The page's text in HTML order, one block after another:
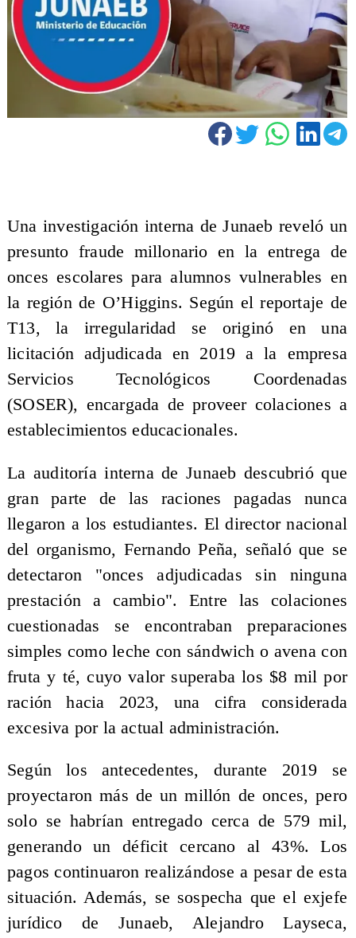
Una investigación interna de Junaeb reveló un
presunto fraude millonario en la entrega de
onces escolares para alumnos vulnerables en
la región de O’Higgins. Según el reportaje de
T13, la irregularidad se originó en una
licitación adjudicada en 2019 a la empresa
Servicios Tecnológicos Coordenadas
(SOSER), encargada de proveer colaciones a
establecimientos educacionales.
La auditoría interna de Junaeb descubrió que
gran parte de las raciones pagadas nunca
llegaron a los estudiantes. El director nacional
del organismo, Fernando Peña, señaló que se
detectaron "onces adjudicadas sin ninguna
prestación a cambio". Entre las colaciones
cuestionadas se encontraban preparaciones
simples como leche con sándwich o avena con
fruta y té, cuyo valor superaba los $8 mil por
ración hacia 2023, una cifra considerada
excesiva por la actual administración.
Según los antecedentes, durante 2019 se
proyectaron más de un millón de onces, pero
solo se habrían entregado cerca de 579 mil,
generando un déficit cercano al 43%. Los
pagos continuaron realizándose a pesar de esta
situación. Además, se sospecha que el exjefe
jurídico de Junaeb, Alejandro Layseca,